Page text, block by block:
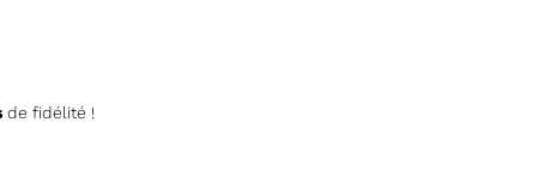
de fidélité !